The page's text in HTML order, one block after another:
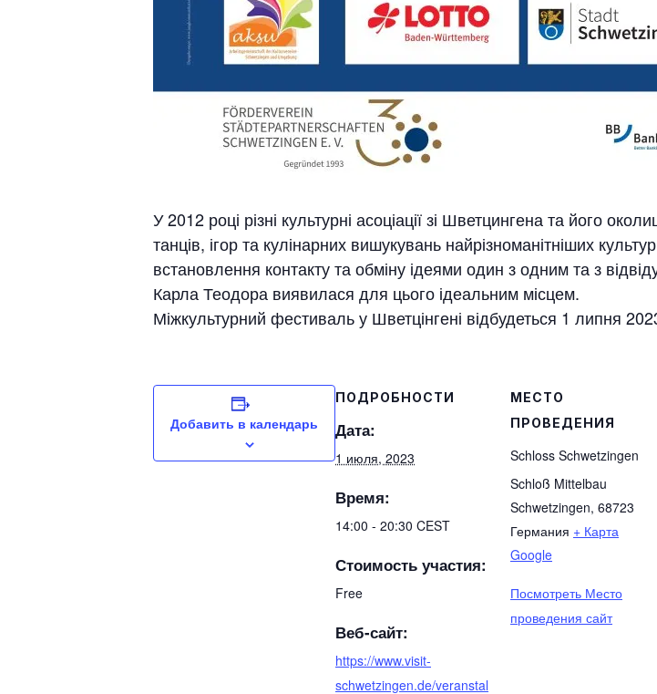
У 2012 році різні культурні асоціації зі Шветцингена та його
танців, ігор та кулінарних вишукувань найрізноманітніших
встановлення контакту та обміну ідеями один з одним та з
Карла Теодора виявилася для цього ідеальним місцем.
Міжкультурний фестиваль у Шветцінгені відбудеться 1 липня
Добавить в календарь
ПОДРОБНОСТИ
Дата:
1 июля, 2023
Время:
14:00 - 20:30 CEST
Стоимость участия:
Free
Веб-сайт:
https://www.visit-
schwetzingen.de/veranstal
МЕСТО
ПРОВЕДЕНИЯ
Schloss Schwetzingen
Schloß Mittelbau
Schwetzingen, 68723
Германия + Карта
Google
Посмотреть Место
проведения сайт